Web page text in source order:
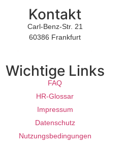
Kontakt
Carl-Benz-Str. 21
60386 Frankfurt
Wichtige Links
FAQ
HR-Glossar
Impressum
Datenschutz
Nutzungsbedingungen